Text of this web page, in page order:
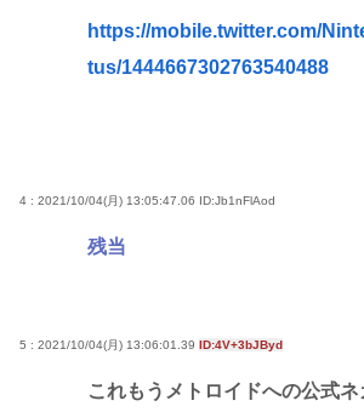
https://mobile.twitter.com/
tus/1444667302763540488
4 : 2021/10/04(月) 13:05:47.06 ID:Jb1nFlAod
残当
5 : 2021/10/04(月) 13:06:01.39 ID:4V+3bJByd
これもうメトロイドへの公式